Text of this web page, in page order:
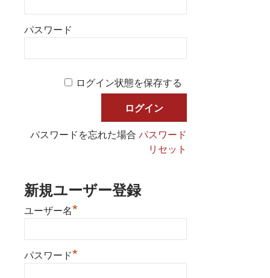
パスワード
ログイン状態を保存する
パスワードを忘れた場合パスワード
リセット
新規ユーザー登録
ユーザー名*
パスワード*